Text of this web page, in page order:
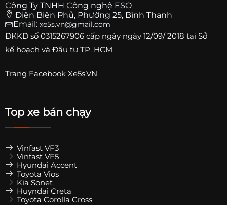
Công Ty TNHH Công nghệ ESO
Điện Biên Phủ, Phường 25, Bình Thạnh
Email: xe5s.vn@gmail.com
ĐKKD số 0315267906 cấp ngày ngày 12/09/ 2018 tại Sở
kế hoạch và Đầu tư TP. HCM
Trang Facebook Xe5s.VN
Top xe bán chạy
Vinfast VF3
Vinfast VF5
Hyundai Accent
Toyota Vios
Kia Sonet
Huyndai Creta
Toyota Corolla Cross